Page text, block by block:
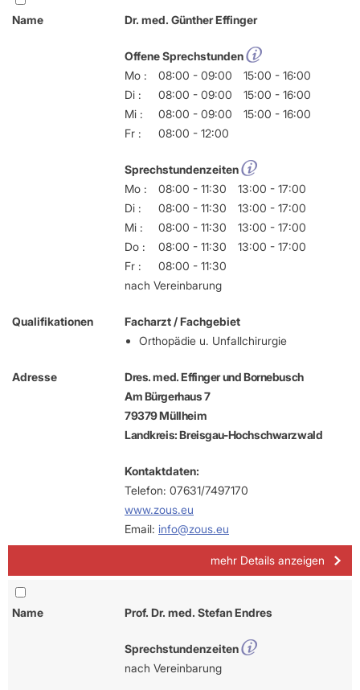
Name Dr. med. Günther Effinger
Offene Sprechstunden
Mo :
08:00 - 09:00
15:00 - 16:00
Di :
08:00 - 09:00
15:00 - 16:00
Mi :
08:00 - 09:00
15:00 - 16:00
Fr :
08:00 - 12:00
Sprechstundenzeiten
Mo :
08:00 - 11:30
13:00 - 17:00
Di :
08:00 - 11:30
13:00 - 17:00
Mi :
08:00 - 11:30
13:00 - 17:00
Do :
08:00 - 11:30
13:00 - 17:00
Fr :
08:00 - 11:30
nach Vereinbarung
Qualifikationen
Facharzt / Fachgebiet
Orthopädie u. Unfallchirurgie
Adresse
Dres. med. Effinger und Bornebusch
Am Bürgerhaus 7
79379 Müllheim
Landkreis: Breisgau-Hochschwarzwald
Kontaktdaten:
Telefon: 07631/7497170
www.zous.eu
Email: info@zous.eu
mehr Details anzeigen
Name Prof. Dr. med. Stefan Endres
Sprechstundenzeiten
nach Vereinbarung